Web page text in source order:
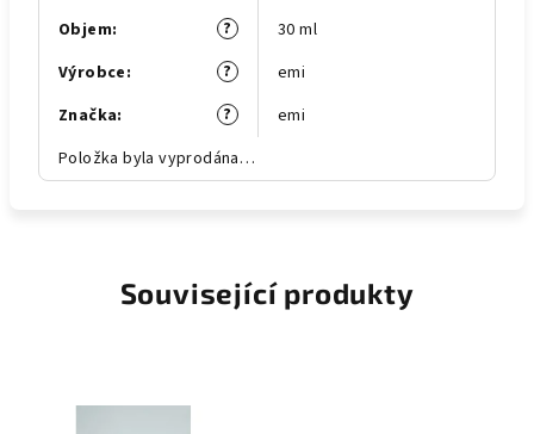
?
Objem:
30 ml
?
Výrobce:
emi
?
Značka:
emi
Položka byla vyprodána…
Související produkty